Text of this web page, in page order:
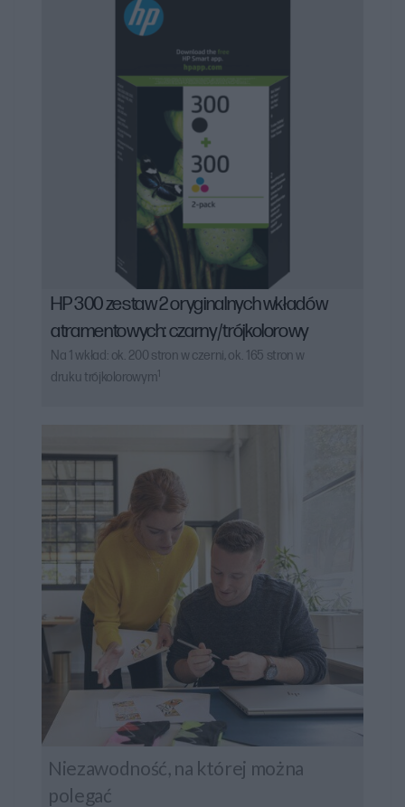
HP 300 zestaw 2 oryginalnych wkładów
atramentowych: czarny/trójkolorowy
Na 1 wkład: ok. 200 stron w czerni, ok. 165 stron w
druku trójkolorowym
Niezawodność, na której można
polegać